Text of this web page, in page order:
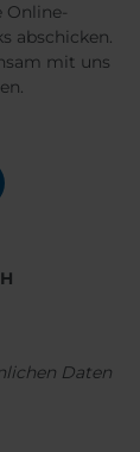
Online-
abschicken.
mit uns
Daten